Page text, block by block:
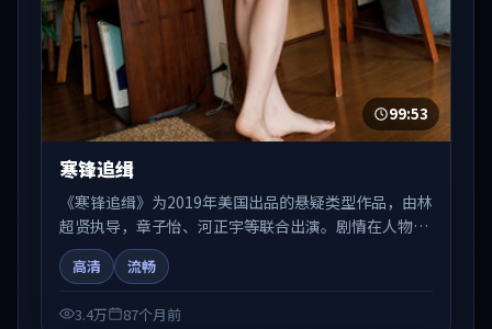
99:53
寒锋追缉
《寒锋追缉》为2019年美国出品的悬疑类型作品，由林
超贤执导，章子怡、河正宇等联合出演。剧情在人物弧
光与节奏推进中展开，兼具叙事张力与视听质感。可与
站内国产剧、电影、综艺片单交叉检索，便于「国产在
高清 流畅
3.4万 87个月前